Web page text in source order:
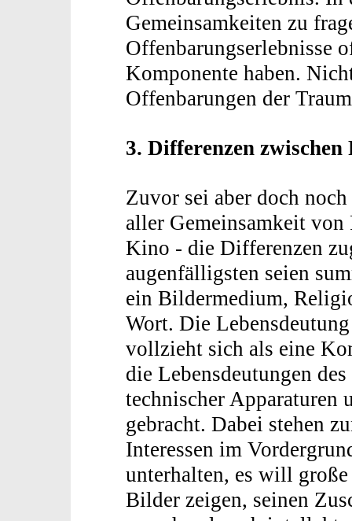
Gemeinsamkeiten zu
Offenbarungserlebnisse
Komponente haben.
Offenbarungen der
3. Differenzen
Zuvor sei aber doch
aller Gemeinsamkeit
Kino - die Differenzen
augenfälligsten seien
ein Bildermedium,
Wort. Die
vollzieht sich als eine
die Lebensdeutungen
technischer Apparaturen
gebracht. Dabei stehen
Interessen im
unterhalten, es will
Bilder zeigen, seinen